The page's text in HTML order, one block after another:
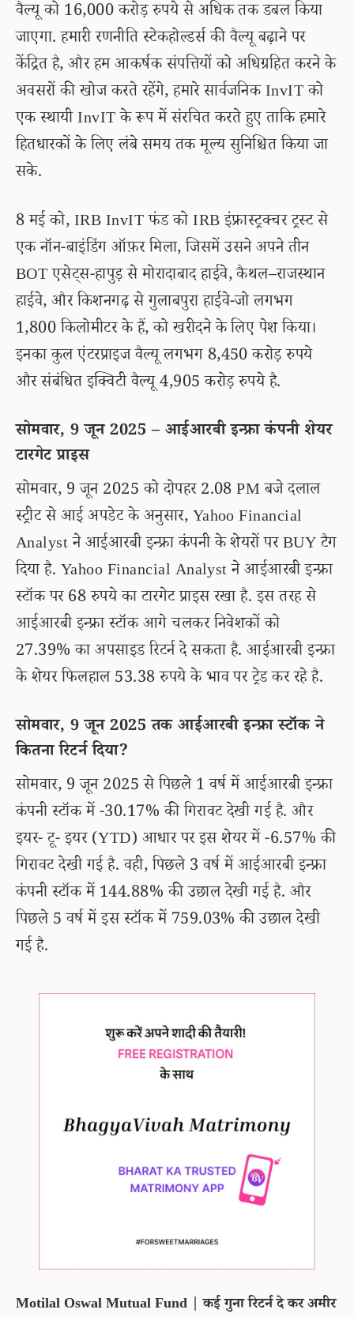
वैल्यू को 16,000 करोड़ रुपये से अधिक तक डबल किया
जाएगा. हमारी रणनीति स्टेकहोल्डर्स की वैल्यू बढ़ाने पर
केंद्रित है, और हम आकर्षक संपत्तियों को अधिग्रहित करने के
अवसरों की खोज करते रहेंगे, हमारे सार्वजनिक InvIT को
एक स्थायी InvIT के रूप में संरचित करते हुए ताकि हमारे
हितधारकों के लिए लंबे समय तक मूल्य सुनिश्चित किया जा
सके.
8 मई को, IRB InvIT फंड को IRB इंफ्रास्ट्रक्चर ट्रस्ट से
एक नॉन-बाइंडिंग ऑफ़र मिला, जिसमें उसने अपने तीन
BOT एसेट्स-हापुड़ से मोरादाबाद हाईवे, कैथल–राजस्थान
हाईवे, और किशनगढ़ से गुलाबपुरा हाईवे-जो लगभग
1,800 किलोमीटर के हैं, को खरीदने के लिए पेश किया।
इनका कुल एंटरप्राइज वैल्यू लगभग 8,450 करोड़ रुपये
और संबंधित इक्विटी वैल्यू 4,905 करोड़ रुपये है.
सोमवार, 9 जून 2025 – आईआरबी इन्फ्रा कंपनी शेयर
टारगेट प्राइस
सोमवार, 9 जून 2025 को दोपहर 2.08 PM बजे दलाल
स्ट्रीट से आई अपडेट के अनुसार, Yahoo Financial
Analyst ने आईआरबी इन्फ्रा कंपनी के शेयरों पर BUY टैग
दिया है. Yahoo Financial Analyst ने आईआरबी इन्फ्रा
स्टॉक पर 68 रुपये का टारगेट प्राइस रखा है. इस तरह से
आईआरबी इन्फ्रा स्टॉक आगे चलकर निवेशकों को
27.39% का अपसाइड रिटर्न दे सकता है. आईआरबी इन्फ्रा
के शेयर फिलहाल 53.38 रुपये के भाव पर ट्रेड कर रहे है.
सोमवार, 9 जून 2025 तक आईआरबी इन्फ्रा स्टॉक ने
कितना रिटर्न दिया?
सोमवार, 9 जून 2025 से पिछले 1 वर्ष में आईआरबी इन्फ्रा
कंपनी स्टॉक में -30.17% की गिरावट देखी गई है. और
इयर- टू- इयर (YTD) आधार पर इस शेयर में -6.57% की
गिरावट देखी गई है. वही, पिछले 3 वर्ष में आईआरबी इन्फ्रा
कंपनी स्टॉक में 144.88% की उछाल देखी गई है. और
पिछले 5 वर्ष में इस स्टॉक में 759.03% की उछाल देखी
गई है.
Motilal Oswal Mutual Fund | कई गुना रिटर्न दे कर अमीर